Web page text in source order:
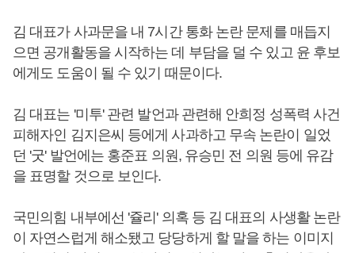
김 대표가 사과문을 내 7시간 통화 논란 문제를 매듭지
으면 공개활동을 시작하는 데 부담을 덜 수 있고 윤 후보
에게도 도움이 될 수 있기 때문이다.
김 대표는 '미투' 관련 발언과 관련해 안희정 성폭력 사건
피해자인 김지은씨 등에게 사과하고 무속 논란이 일었
던 '굿' 발언에는 홍준표 의원, 유승민 전 의원 등에 유감
을 표명할 것으로 보인다.
국민의힘 내부에선 '쥴리' 의혹 등 김 대표의 사생활 논란
이 자연스럽게 해소됐고 당당하게 할 말을 하는 이미지